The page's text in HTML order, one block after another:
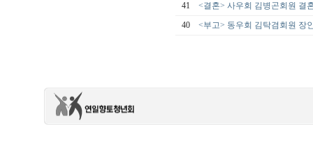
41
<결혼> 사우회 김병곤회원 결
40
<부고> 동우회 김탁겸회원 장